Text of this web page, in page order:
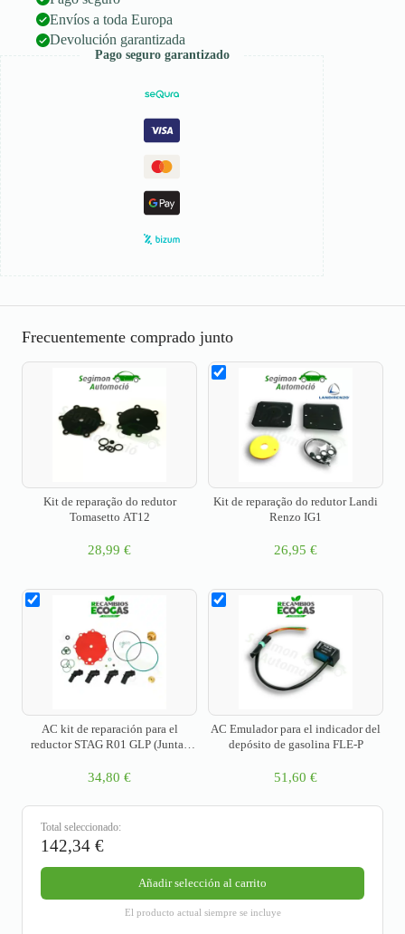
Envíos a toda Europa
Devolución garantizada
Pago seguro garantizado
Frecuentemente comprado junto
Kit de reparação do redutor
Tomasetto AT12
28,99 €
Kit de reparação do redutor Landi
Renzo IG1
26,95 €
AC kit de reparación para el
reductor STAG R01 GLP (Juntas
34,80 €
AC Emulador para el indicador del
depósito de gasolina FLE-P
51,60 €
Total seleccionado:
142,34 €
Añadir selección al carrito
El producto actual siempre se incluye